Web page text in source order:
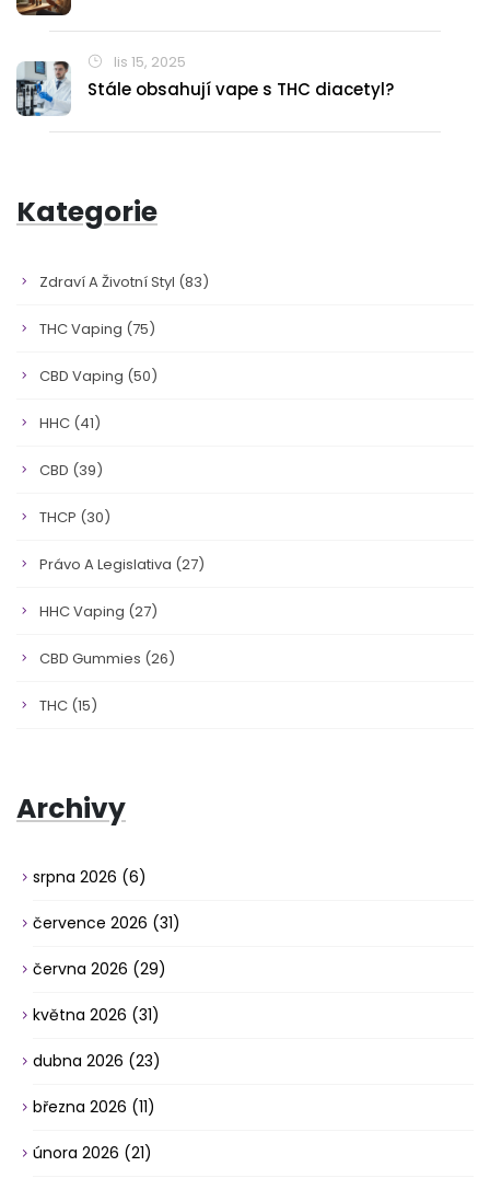
lis 15, 2025
Stále obsahují vape s THC diacetyl?
Kategorie
Zdraví A Životní Styl (83)
THC Vaping (75)
CBD Vaping (50)
HHC (41)
CBD (39)
THCP (30)
Právo A Legislativa (27)
HHC Vaping (27)
CBD Gummies (26)
THC (15)
Archivy
srpna 2026 (6)
července 2026 (31)
června 2026 (29)
května 2026 (31)
dubna 2026 (23)
března 2026 (11)
února 2026 (21)